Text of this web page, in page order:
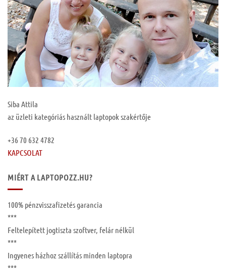
Siba Attila
az üzleti kategóriás használt laptopok szakértője
+36 70 632 4782
KAPCSOLAT
MIÉRT A LAPTOPOZZ.HU?
100% pénzvisszafizetés garancia
***
Feltelepített jogtiszta szoftver, felár nélkül
***
Ingyenes házhoz szállítás minden laptopra
***